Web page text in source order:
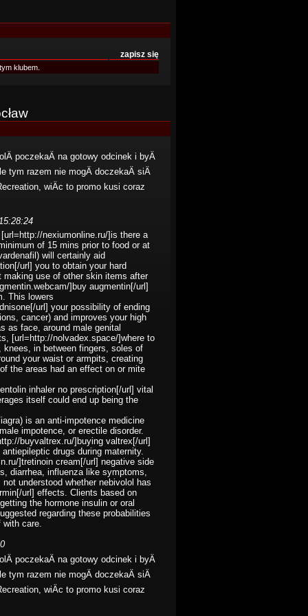
zapisz się
klubem.
poczekaÄ na gotowy odcinek i byÄ
tym razem nie mogÄ doczekaÄ siÄ
wiÄc to promo kusi coraz
nexiumonline.ru/]is there a
of 15 mins prior to food or at
will certainly aid
url] you to obtain your hard
use of other skin items after
]buy augmentin[/url]
This lowers
url] your possibility of ending
cancer) and improves your high
as face, around male genital
[url=http://nolvadex.space/]where to
in between fingers, soles of
your waist or armpits, creating
the areas had an effect on or mite
inhaler no prescription[/url] vital
itself could end up being the
is an anti-impotence medicine
impotence, or erectile disorder.
buyvaltrex.ru/]buying valtrex[/url]
drugs during maternity.
]tretinoin cream[/url] negative side
diarrhea, influenza like symptoms,
understood whether nebivolol has
url] effects. Clients based on
the hormone insulin or oral
regarding these probabilities
with care.
poczekaÄ na gotowy odcinek i byÄ
tym razem nie mogÄ doczekaÄ siÄ
wiÄc to promo kusi coraz